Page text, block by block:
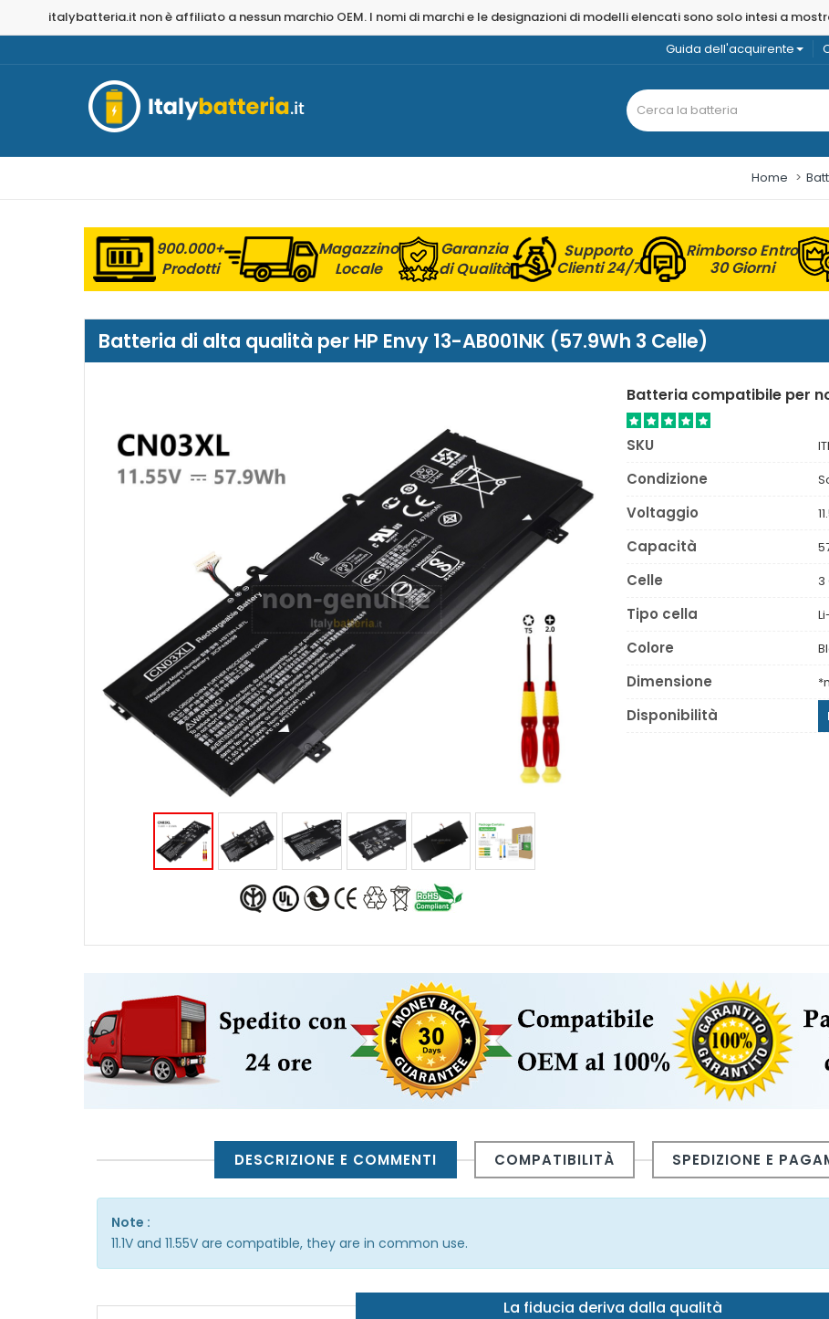
italybatteria.it non è affiliato a nessun marchio OEM. I nomi di marchi e le designazioni di modelli elencati sono solo intesi a
Guida dell'acquirente
Home
900.000+
Prodotti
Magazzino
Locale
Garanzia
di Qualità
Supporto
Clienti 24/7
Rimborso Entro
30 Giorni
Batteria di alta qualità per HP Envy 13-AB001NK (57.9Wh 3 Celle)
Batteria compatibile per
SKU
Condizione
Voltaggio
Capacità
Celle 3
Tipo cella
Colore
Dimensione
Disponibilità
DESCRIZIONE E COMMENTI COMPATIBILITÀ SPEDIZIONE E
Note :
11.1V and 11.55V are compatible, they are in common use.
La fiducia deriva dalla qualità